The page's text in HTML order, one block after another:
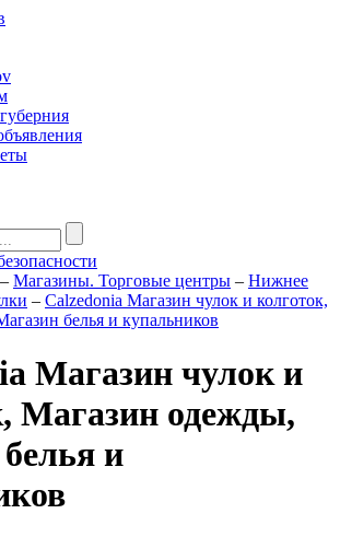
– Магазины. Торговые центры – Нижнее
– Calzedonia Магазин чулок и колготок,
белья и купальников
Магазин чулок и
Магазин одежды,
и